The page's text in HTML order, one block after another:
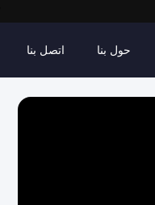
حول بنا اتصل بنا